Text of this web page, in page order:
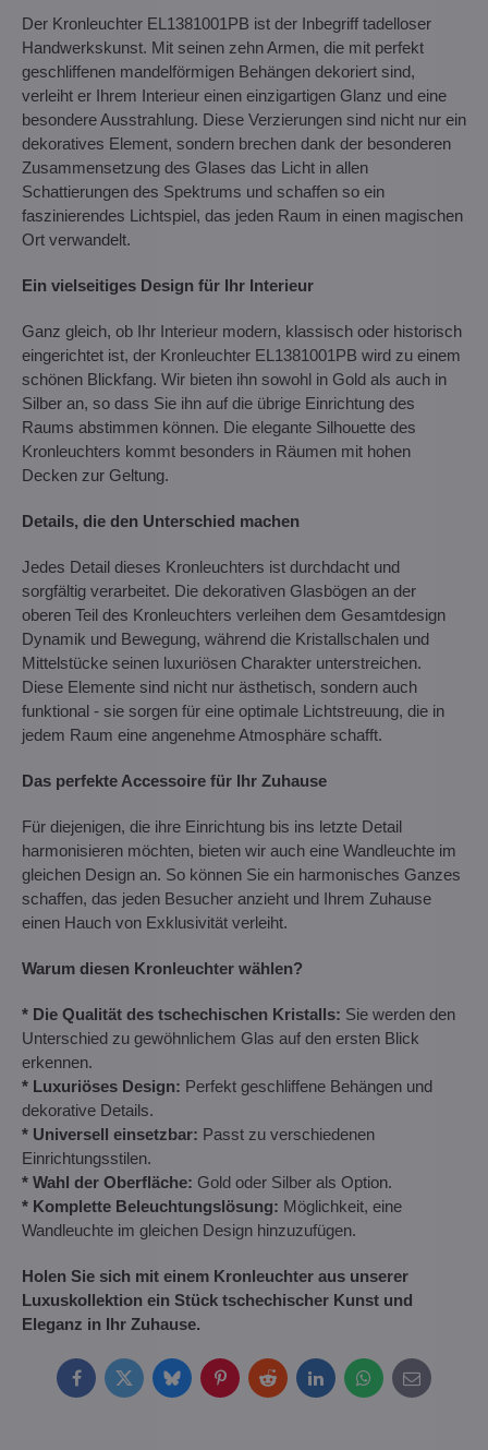
Der Kronleuchter EL1381001PB ist der Inbegriff tadelloser
Handwerkskunst. Mit seinen zehn Armen, die mit perfekt
geschliffenen mandelförmigen Behängen dekoriert sind,
verleiht er Ihrem Interieur einen einzigartigen Glanz und eine
besondere Ausstrahlung. Diese Verzierungen sind nicht nur ein
dekoratives Element, sondern brechen dank der besonderen
Zusammensetzung des Glases das Licht in allen
Schattierungen des Spektrums und schaffen so ein
faszinierendes Lichtspiel, das jeden Raum in einen magischen
Ort verwandelt.
Ein vielseitiges Design für Ihr Interieur
Ganz gleich, ob Ihr Interieur modern, klassisch oder historisch
eingerichtet ist, der Kronleuchter EL1381001PB wird zu einem
schönen Blickfang. Wir bieten ihn sowohl in Gold als auch in
Silber an, so dass Sie ihn auf die übrige Einrichtung des
Raums abstimmen können. Die elegante Silhouette des
Kronleuchters kommt besonders in Räumen mit hohen
Decken zur Geltung.
Details, die den Unterschied machen
Jedes Detail dieses Kronleuchters ist durchdacht und
sorgfältig verarbeitet. Die dekorativen Glasbögen an der
oberen Teil des Kronleuchters verleihen dem Gesamtdesign
Dynamik und Bewegung, während die Kristallschalen und
Mittelstücke seinen luxuriösen Charakter unterstreichen.
Diese Elemente sind nicht nur ästhetisch, sondern auch
funktional - sie sorgen für eine optimale Lichtstreuung, die in
jedem Raum eine angenehme Atmosphäre schafft.
Das perfekte Accessoire für Ihr Zuhause
Für diejenigen, die ihre Einrichtung bis ins letzte Detail
harmonisieren möchten, bieten wir auch eine Wandleuchte im
gleichen Design an. So können Sie ein harmonisches Ganzes
schaffen, das jeden Besucher anzieht und Ihrem Zuhause
einen Hauch von Exklusivität verleiht.
Warum diesen Kronleuchter wählen?
* Die Qualität des tschechischen Kristalls: Sie werden den
Unterschied zu gewöhnlichem Glas auf den ersten Blick
erkennen.
* Luxuriöses Design: Perfekt geschliffene Behängen und
dekorative Details.
* Universell einsetzbar: Passt zu verschiedenen
Einrichtungsstilen.
* Wahl der Oberfläche: Gold oder Silber als Option.
* Komplette Beleuchtungslösung: Möglichkeit, eine
Wandleuchte im gleichen Design hinzuzufügen.
Holen Sie sich mit einem Kronleuchter aus unserer
Luxuskollektion ein Stück tschechischer Kunst und
Eleganz in Ihr Zuhause.
FacebookTwitterBlueskyPinterestRedditLinkedInWhatsApp
E-
mail